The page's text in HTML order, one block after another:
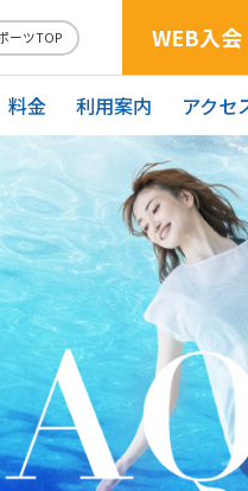
ーツTOP WEB入会
料金 利用案内 アクセ